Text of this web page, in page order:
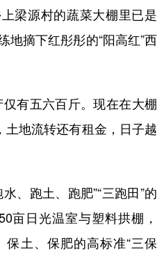
亚太网 上市公司
河北 山西
福建 江西
湖北 湖南
海南 重庆
源村的蔬菜大棚里已是
地摘下红彤彤的“阳高红”西
有五六百斤。现在在大棚
地流转还有租金，日子越
跑土、跑肥”“三跑田”的
亩日光温室与塑料拱棚，
土、保肥的高标准“三保